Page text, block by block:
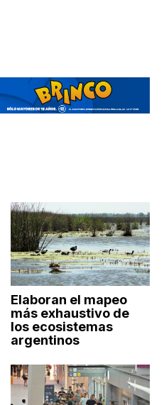
Elaboran el mapeo
más exhaustivo de
los ecosistemas
argentinos